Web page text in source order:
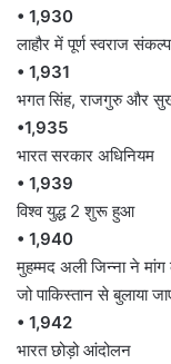
• 1,930
लाहौर में पूर्ण स्वराज
• 1,931
भगत सिंह, राजगुरु और
•1,935
भारत सरकार अधिनियम
• 1,939
विश्व युद्ध 2 शुरू हुआ
• 1,940
मुहम्मद अली जिन्ना ने
जो पाकिस्तान से बुलाया
• 1,942
भारत छोड़ो आंदोलन